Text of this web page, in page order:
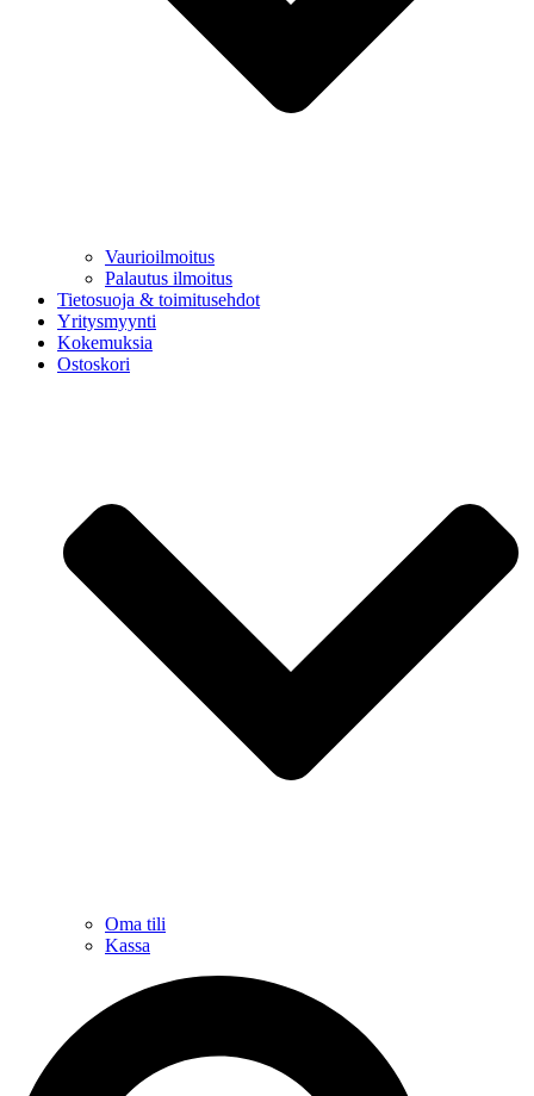
Vaurioilmoitus
Palautus ilmoitus
Tietosuoja & toimitusehdot
Yritysmyynti
Kokemuksia
Ostoskori
Oma tili
Kassa